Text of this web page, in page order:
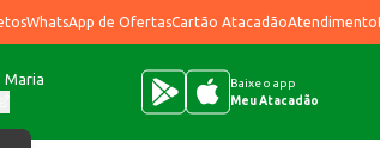
WhatsApp de OfertasCartão AtacadãoAtendimento
Maria
Baixe o app
Meu Atacadão